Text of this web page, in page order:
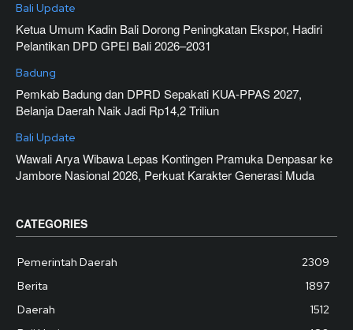
Bali Update
Ketua Umum Kadin Bali Dorong Peningkatan Ekspor, Hadiri
Pelantikan DPD GPEI Bali 2026–2031
Badung
Pemkab Badung dan DPRD Sepakati KUA-PPAS 2027,
Belanja Daerah Naik Jadi Rp14,2 Triliun
Bali Update
Wawali Arya Wibawa Lepas Kontingen Pramuka Denpasar ke
Jambore Nasional 2026, Perkuat Karakter Generasi Muda
CATEGORIES
Pemerintah Daerah
2309
Berita
1897
Daerah
1512